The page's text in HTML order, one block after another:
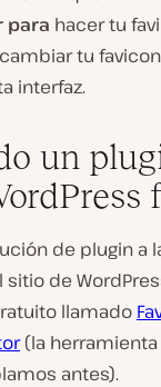
para hacer tu
tu
interfaz.
un
de plugin a
de
llamado
(la herramienta
antes).